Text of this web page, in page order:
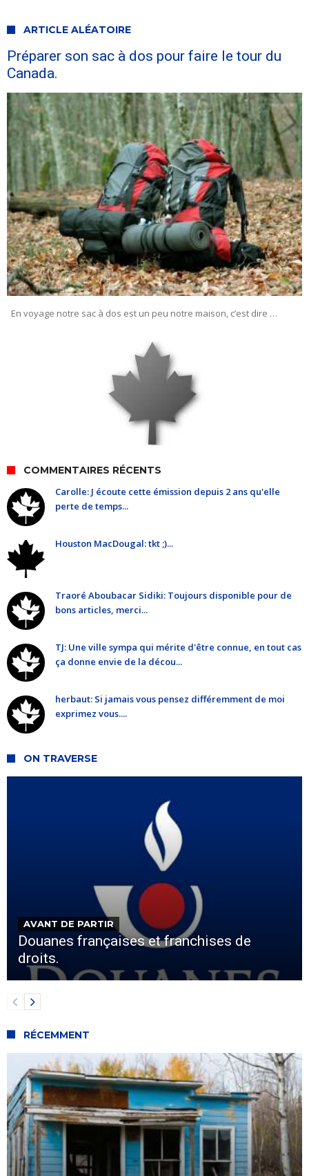
ARTICLE ALÉATOIRE
Préparer son sac à dos pour faire le tour du
Canada.
En voyage notre sac à dos est un peu notre maison, c’est dire …
COMMENTAIRES RÉCENTS
Carolle: J écoute cette émission depuis 2 ans qu'elle
perte de temps...
Houston MacDougal: tkt ;)...
Traoré Aboubacar Sidiki: Toujours disponible pour de
bons articles, merci...
TJ: Une ville sympa qui mérite d'être connue, en tout cas
ça donne envie de la décou...
herbaut: Si jamais vous pensez différemment de moi
exprimez vous....
ON TRAVERSE
AVANT DE PARTIR
Douanes françaises et franchises de
droits.
RÉCEMMENT